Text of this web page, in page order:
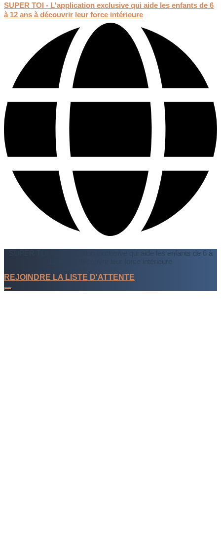
SUPER TOI - L'application exclusive qui aide les enfants de 6
à 12 ans à découvrir leur force intérieure
SUPER TOI - L'application exclusive qui aide les enfants de 6 à
12 ans à découvrir leur force intérieure
REJOINDRE LA LISTE D'ATTENTE